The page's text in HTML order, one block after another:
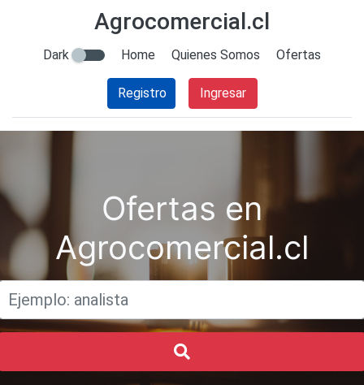
Agrocomercial.cl
Dark Home Quienes Somos Ofertas
Registro Ingresar
Ofertas en
Agrocomercial.cl